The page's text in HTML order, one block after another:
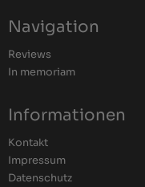
Navigation
Reviews
In memoriam
Informationen
Kontakt
Impressum
Datenschutz